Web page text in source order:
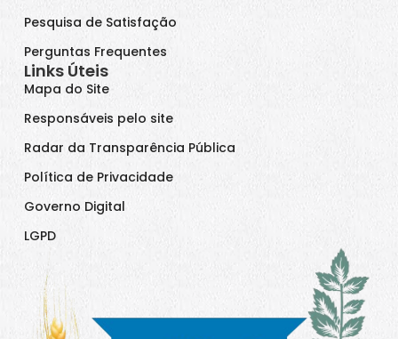
Pesquisa de Satisfação
Perguntas Frequentes
Links Úteis
Mapa do Site
Responsáveis pelo site
Radar da Transparência Pública
Política de Privacidade
Governo Digital
LGPD